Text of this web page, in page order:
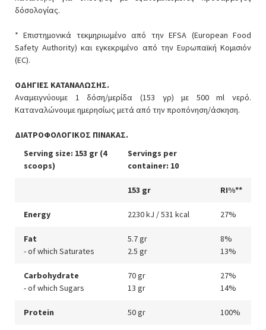
δόσολογίας.
* Eπιστημονικά τεκμηριωμένο από την EFSA (European Food
Safety Authority) και εγκεκριμένο από την Ευρωπαϊκή Κομισιόν
(EC).
ΟΔΗΓΙΕΣ ΚΑΤΑΝΑΛΩΣΗΣ.
Αναμειγνύουμε 1 δόση/μερίδα (153 γρ) με 500 ml νερό.
Καταναλώνουμε ημερησίως μετά από την προπόνηση/άσκηση.
ΔΙΑΤΡΟΦΟΛΟΓΙΚΟΣ ΠΙΝΑΚΑΣ.
Serving size: 153 gr (4
scoops)
Servings per
container: 10
153 gr RI%**
Energy 2230 kJ / 531 kcal 27%
Fat
- of which Saturates
5.7 gr
2.5 gr
8%
13%
Carbohydrate
- of which Sugars
70 gr
13 gr
27%
14%
Protein 50 gr 100%